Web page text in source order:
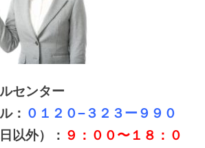
センター
： ０１２０−３２３ー９９０
以外）： ９：００〜１８：０